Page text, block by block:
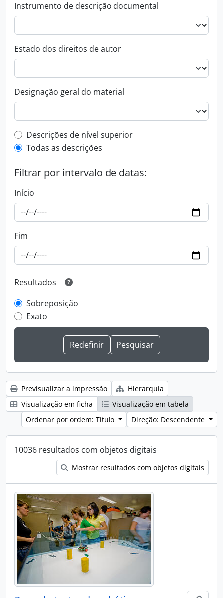
Instrumento de descrição documental
Estado dos direitos de autor
Designação geral do material
Top-level description filter
Descrições de nível superior
Todas as descrições
Filtrar por intervalo de datas:
Início
Fim
Resultados
Sobreposição
Exato
Previsualizar a impressão
Hierarquia
Visualização em ficha
Visualização em tabela
Ordenar por ordem: Título
Direção: Descendente
10036 resultados com objetos digitais
Mostrar resultados com objetos digitais